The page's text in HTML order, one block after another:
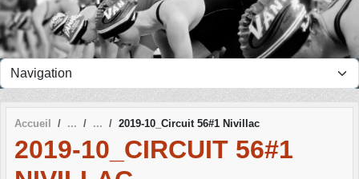
Accueil 2019-10_Circuit 56#1 Nivillac
2019-10_CIRCUIT 56#1